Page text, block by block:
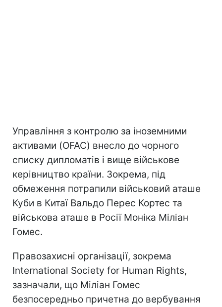
Управління з контролю за іноземними
активами (OFAC) внесло до чорного
списку дипломатів і вище військове
керівництво країни. Зокрема, під
обмеження потрапили військовий аташе
Куби в Китаї Вальдо Перес Кортес та
військова аташе в Росії Моніка Міліан
Гомес.
Правозахисні організації, зокрема
International Society for Human Rights,
зазначали, що Міліан Гомес
безпосередньо причетна до вербування